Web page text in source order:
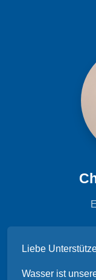
Liebe
Wasser ist